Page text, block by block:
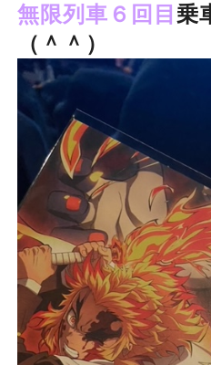
無限列車 ６回目 乗
（＾＾）